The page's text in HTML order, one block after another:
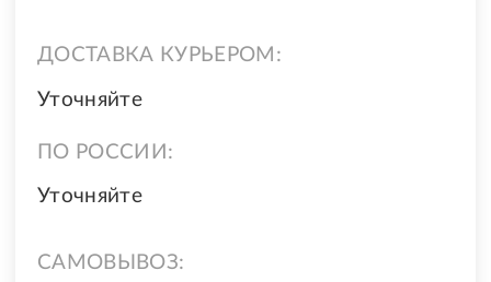
ДОСТАВКА КУРЬЕРОМ:
Уточняйте
ПО РОССИИ:
Уточняйте
САМОВЫВОЗ: